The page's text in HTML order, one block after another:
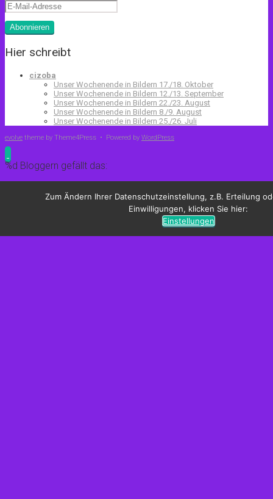
E-
Mail-
Adresse
Abonnieren
Hier schreibt
cizoba
Unser Wochenende in Bildern 17./18. Oktober
Unser Wochenende in Bildern 12./13. September
Unser Wochenende in Bildern 22./23. August
Unser Wochenende in Bildern 8./9. August
Unser Wochenende in Bildern 25./26. Juli
evolve theme by Theme4Press • Powered by WordPress
%d Bloggern gefällt das:
Zum Ändern Ihrer Datenschutzeinstellung, z.B. Erteilung
Einwilligungen, klicken Sie hier:
Einstellungen